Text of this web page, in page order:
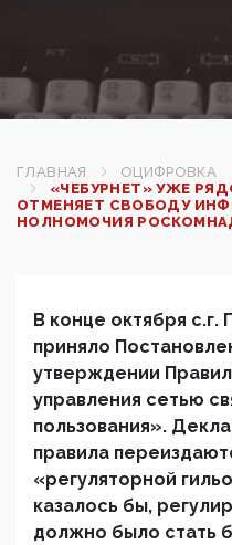
ГЛАВНАЯ
ОЦИФРОВКА
«ЧЕБУРНЕТ» УЖЕ
ОТМЕНЯЕТ СВОБОДУ
НОЛНОМОЧИЯ
В конце октября с.г.
приняло
утверждении
управления сетью
пользования».
правила
«регуляторной
казалось бы,
должно было стать